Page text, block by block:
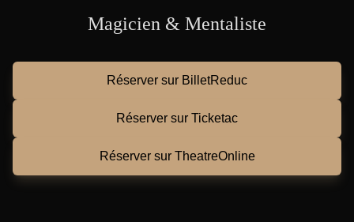
Magicien & Mentaliste
Réserver sur BilletReduc
Réserver sur Ticketac
Réserver sur TheatreOnline